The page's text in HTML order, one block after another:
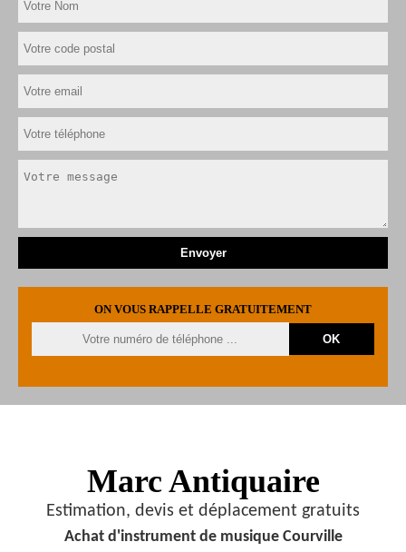
ON VOUS RAPPELLE GRATUITEMENT
Marc Antiquaire
Estimation, devis et déplacement gratuits
Achat d'instrument de musique Courville